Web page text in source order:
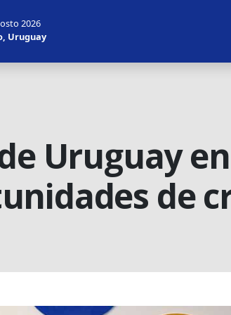
2026
Uruguay
Uruguay
de